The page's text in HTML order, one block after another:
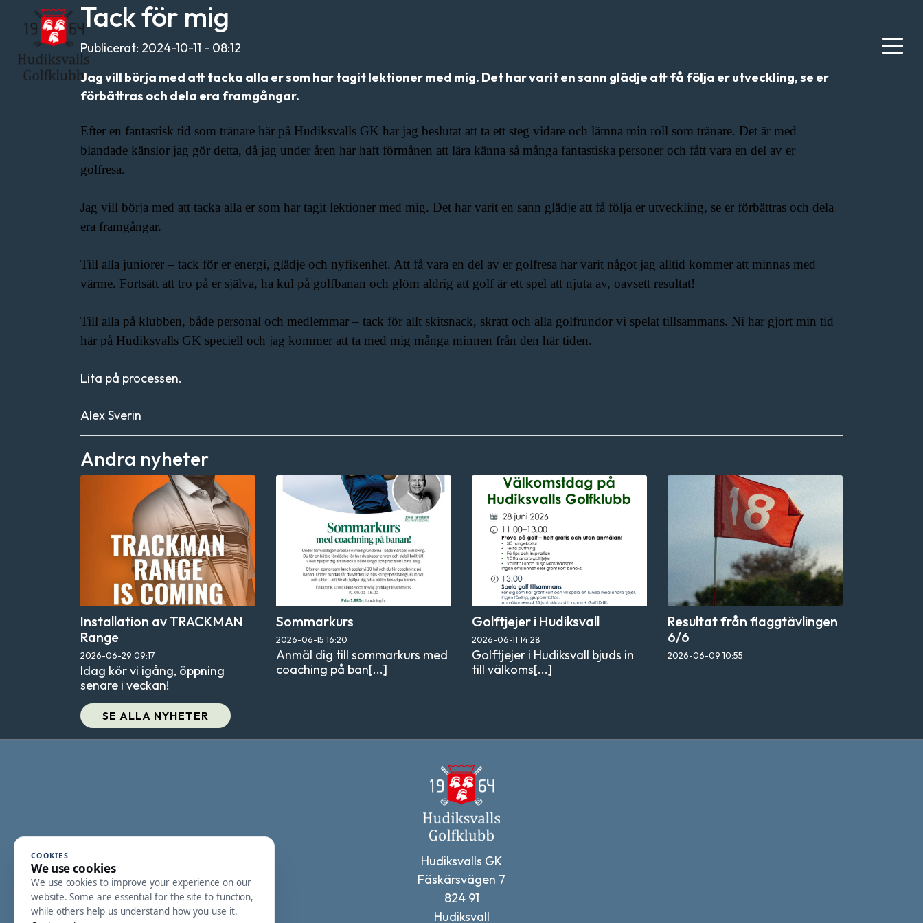
Tack för mig
Publicerat: 2024-10-11 - 08:12
Jag vill börja med att tacka alla er som har tagit lektioner med mig. Det har varit en sann glädje att få följa er utveckling, se er
förbättras och dela era framgångar.
Efter en fantastisk tid som tränare här på Hudiksvalls GK har jag beslutat att ta ett steg vidare och lämna min roll som tränare. Det är med
blandade känslor jag gör detta, då jag under åren har haft förmånen att lära känna så många fantastiska personer och fått vara en del av er
golfresa.
Jag vill börja med att tacka alla er som har tagit lektioner med mig. Det har varit en sann glädje att få följa er utveckling, se er förbättras och dela
era framgångar.
Till alla juniorer – tack för er energi, glädje och nyfikenhet. Att få vara en del av er golfresa har varit något jag alltid kommer att minnas med
värme. Fortsätt att tro på er själva, ha kul på golfbanan och glöm aldrig att golf är ett spel att njuta av, oavsett resultat!
Till alla på klubben, både personal och medlemmar – tack för allt skitsnack, skratt och alla golfrundor vi spelat tillsammans. Ni har gjort min tid
här på Hudiksvalls GK speciell och jag kommer att ta med mig många minnen från den här tiden.
Lita på processen.
Alex Sverin
Andra nyheter
Installation av TRACKMAN
Range
2026-06-29 09:17
Idag kör vi igång, öppning
senare i veckan!
Sommarkurs
2026-06-15 16:20
Anmäl dig till sommarkurs med
coaching på ban[...]
Golftjejer i Hudiksvall
2026-06-11 14:28
Golftjejer i Hudiksvall bjuds in
till välkoms[...]
Resultat från flaggtävlingen
6/6
2026-06-09 10:55
SE ALLA NYHETER
Hudiksvalls GK
Fäskärsvägen 7
824 91
Hudiksvall
COOKIES
We use cookies
We use cookies to improve your experience on our
website. Some are essential for the site to function,
while others help us understand how you use it.